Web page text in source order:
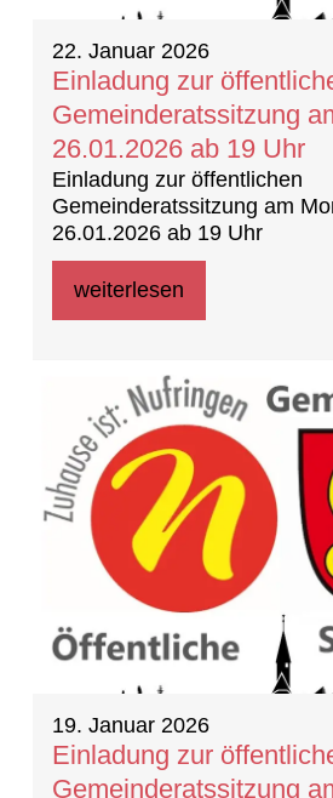
22. Januar 2026
Einladung zur
Gemeinderatssitzung
26.01.2026 ab 19 Uhr
Einladung zur öffentlichen
Gemeinderatssitzung am
26.01.2026 ab 19 Uhr
weiterlesen
19. Januar 2026
Einladung zur
Gemeinderatssitzung